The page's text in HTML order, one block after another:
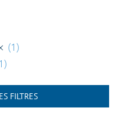
(1)
FILTRES